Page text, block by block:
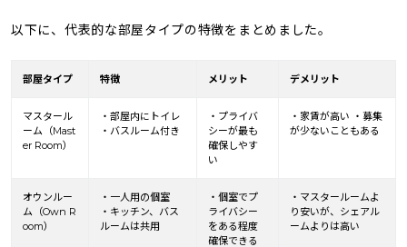
以下に、代表的な部屋タイプの特徴をまとめました。
部屋タイプ 特徴 メリット デメリット
マスタール
ーム（Mast
er Room）
・部屋内にトイレ
・バスルーム付き
・プライバ
シーが最も
確保しやす
い
・家賃が高い ・募集
が少ないこともある
オウンルー
ム（Own R
oom）
・一人用の個室
・キッチン、バス
ルームは共用
・個室でプ
ライバシー
をある程度
確保できる
・マスタールームよ
り安いが、シェアル
ームよりは高い